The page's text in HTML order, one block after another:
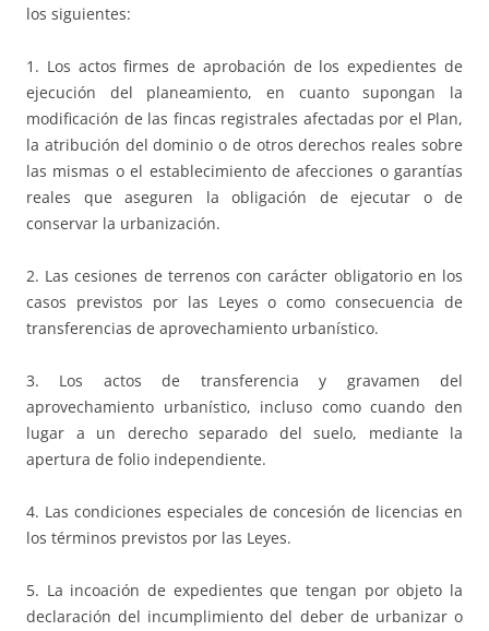
los siguientes:
1. Los actos firmes de aprobación de los expedientes de
ejecución del planeamiento, en cuanto supongan la
modificación de las fincas registrales afectadas por el Plan,
la atribución del dominio o de otros derechos reales sobre
las mismas o el establecimiento de afecciones o garantías
reales que aseguren la obligación de ejecutar o de
conservar la urbanización.
2. Las cesiones de terrenos con carácter obligatorio en los
casos previstos por las Leyes o como consecuencia de
transferencias de aprovechamiento urbanístico.
3. Los actos de transferencia y gravamen del
aprovechamiento urbanístico, incluso como cuando den
lugar a un derecho separado del suelo, mediante la
apertura de folio independiente.
4. Las condiciones especiales de concesión de licencias en
los términos previstos por las Leyes.
5. La incoación de expedientes que tengan por objeto la
declaración del incumplimiento del deber de urbanizar o